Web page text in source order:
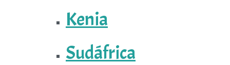
Kenia
Sudáfrica